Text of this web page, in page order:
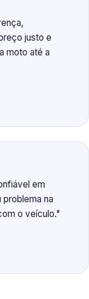
justo e
moto até a
em
problema na
o veículo.